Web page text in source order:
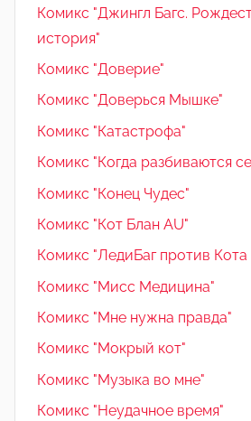
Комикс "Джингл Багс.
история"
Комикс "Доверие"
Комикс "Доверься Мышке"
Комикс "Катастрофа"
Комикс "Когда разбиваются
Комикс "Конец Чудес"
Комикс "Кот Блан AU"
Комикс "ЛедиБаг против
Комикс "Мисс Медицина"
Комикс "Мне нужна правда"
Комикс "Мокрый кот"
Комикс "Музыка во мне"
Комикс "Неудачное время"